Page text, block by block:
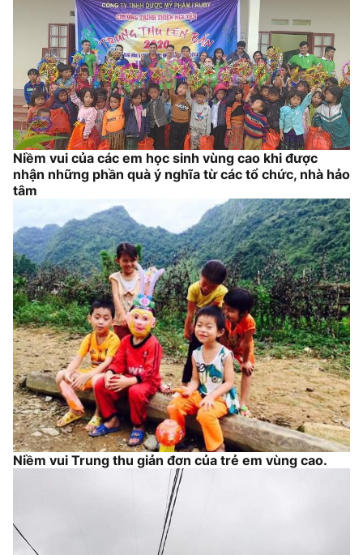
Niềm vui của các em học sinh vùng cao khi được
nhận những phần quà ý nghĩa từ các tổ chức, nhà hảo
tâm
Niềm vui Trung thu giản đơn của trẻ em vùng cao.